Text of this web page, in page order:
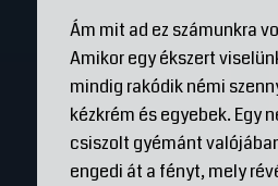
Ám mit ad ez számunkra
Amikor egy ékszert
mindig rakódik némi
kézkrém és egyebek. Egy
csiszolt gyémánt
engedi át a fényt, mely